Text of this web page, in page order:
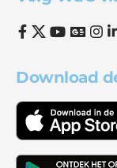
Download